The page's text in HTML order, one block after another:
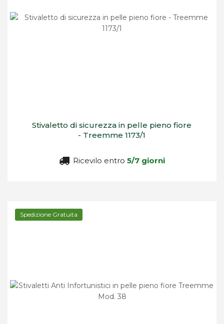
Stivaletto di sicurezza in pelle pieno fiore
- Treemme 1173/1
Ricevilo entro 5/7 giorni
Spedizione Gratuita